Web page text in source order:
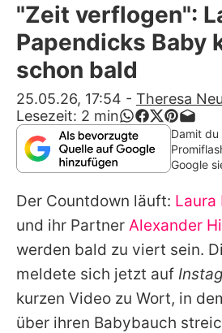
Stars
Filme & Serien
Lifestyle
Familie &
Promiflash
Alle Themen auf
Jobs
App
Team
"Zeit verflogen":
Papendicks Baby
schon bald
25.05.26, 17:54 - Theresa
Lesezeit: 2 min
Damit
Google
Der Countdown läuft: Laura
und ihr Partner Alexander
werden bald zu viert sein.
meldete sich jetzt auf
kurzen Video zu Wort, in
über ihren Babybauch